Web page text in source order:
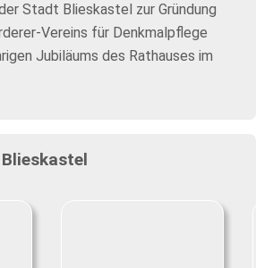
Stadt Blieskastel zur Gründung
Vereins für Denkmalpflege
Jubiläums des Rathauses im